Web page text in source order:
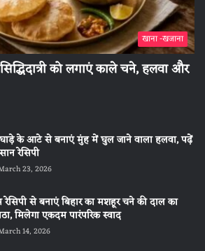
खाना -खजाना
को लगाएं काले चने, हलवा और
के आटे से बनाएं मुंह में घुल जाने वाला हलवा, पढ़ें
रेसिपी
23, 2026
से बनाएं बिहार का मशहूर चने की दाल का
मिलेगा एकदम पारंपरिक स्वाद
14, 2026